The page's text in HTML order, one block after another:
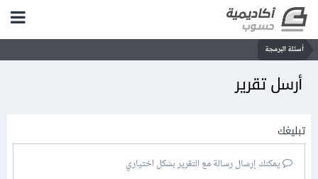
أسئلة البرمجة
أرسل تقرير
تبليغك
يمكنك إرسال رسالة مع التقرير بشكل اختياري